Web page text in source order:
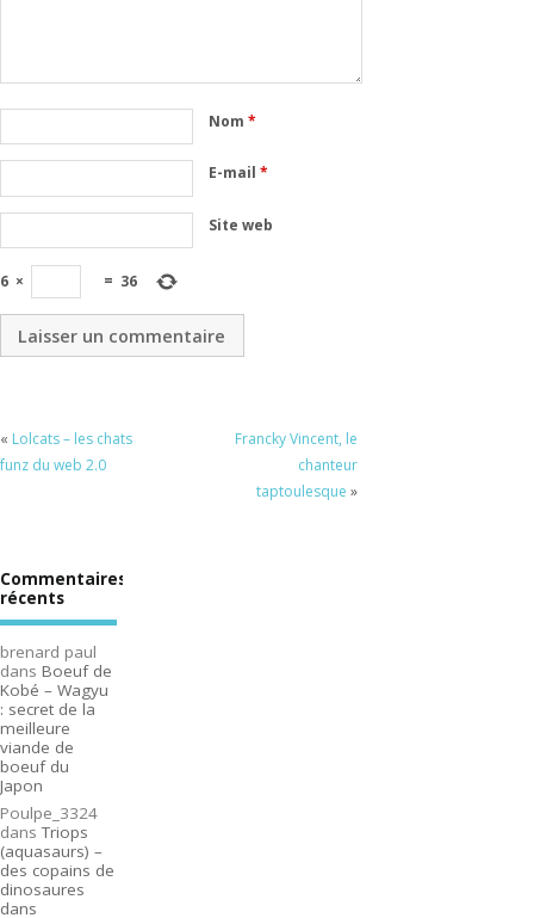
Nom*
E-mail*
Site web
6 × = 36
« Lolcats – les chats
funz du web 2.0
Francky Vincent, le
chanteur
taptoulesque »
Commentaires
récents
brenard paul
dans Boeuf de
Kobé – Wagyu
: secret de la
meilleure
viande de
boeuf du
Japon
Poulpe_3324
dansTriops
(aquasaurs) –
des copains de
dinosaures
dans